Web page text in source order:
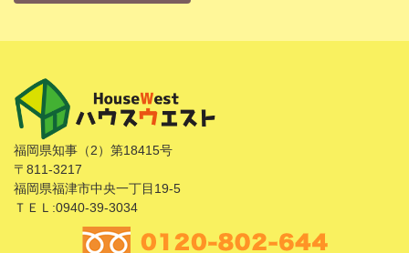
福岡県知事（2）第18415号
〒811-3217
福岡県福津市中央一丁目19-5
ＴＥＬ:0940-39-3034